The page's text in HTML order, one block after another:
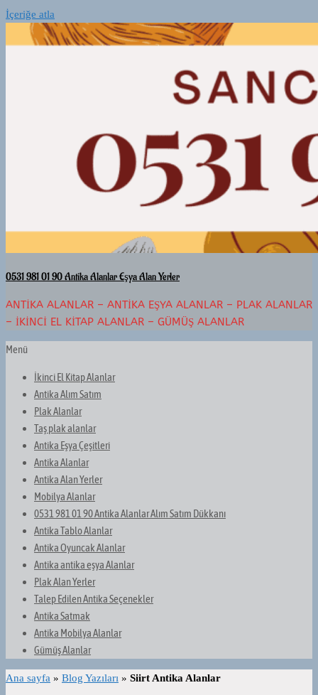
İçeriğe atla
0531 981 01 90 Antika Alanlar Eşya Alan Yerler
ANTIKA ALANLAR – ANTIKA EŞYA ALANLAR – PLAK ALANLAR
– İKINCI EL KITAP ALANLAR – GÜMÜŞ ALANLAR
Menü
İkinci El Kitap Alanlar
Antika Alım Satım
Plak Alanlar
Taş plak alanlar
Antika Eşya Çeşitleri
Antika Alanlar
Antika Alan Yerler
Mobilya Alanlar
0531 981 01 90 Antika Alanlar Alım Satım Dükkanı
Antika Tablo Alanlar
Antika Oyuncak Alanlar
Antika antika eşya Alanlar
Plak Alan Yerler
Talep Edilen Antika Seçenekler
Antika Satmak
Antika Mobilya Alanlar
Gümüş Alanlar
Ana sayfa » Blog Yazıları » Siirt Antika Alanlar